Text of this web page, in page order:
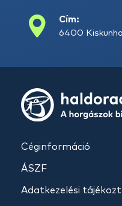
Cím:
6400
Céginformáció
ÁSZF
Adatkezelési